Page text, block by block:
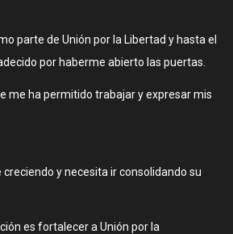
parte de Unión por la Libertad y hasta el
por haberme abierto las puertas.
me ha permitido trabajar y expresar mis
creciendo y necesita ir consolidando su
es fortalecer a Unión por la